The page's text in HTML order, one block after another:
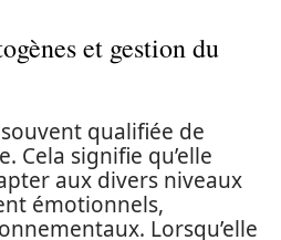
et gestion du
qualifiée de
Cela signifie qu’elle
aux divers niveaux
émotionnels,
Lorsqu’elle